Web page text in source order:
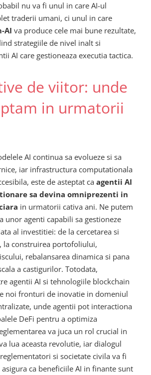
nu va fi unul in care AI-ul
traderii umani, ci unul in care
AI va produce cele mai bune rezultate,
strategiile de nivel inalt si
AI care gestioneaza executia tactica.
de viitor: unde
in urmatorii
AI continua sa evolueze si sa
iar infrastructura computationala
este de asteptat ca agentii AI
sa devina omniprezenti in
in urmatorii cativa ani. Ne putem
unor agenti capabili sa gestioneze
al investitiei: de la cercetarea si
la construirea portofoliului,
rebalansarea dinamica si pana
a castigurilor. Totodata,
agentii AI si tehnologiile blockchain
noi fronturi de inovatie in domeniul
unde agentii pot interactiona
DeFi pentru a optimiza
va juca un rol crucial in
lua aceasta revolutie, iar dialogul
si societate civila va fi
ca beneficiile AI in finante sunt